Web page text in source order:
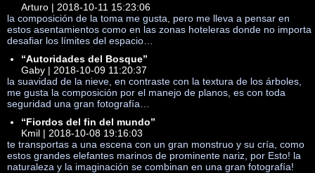
Arturo | 2018-10-11 15:23:06
la composición de la toma me gusta, pero me lleva a pensar en
estos asentamientos como en las zonas hoteleras donde no importa
desafiar los límites del espacio…
“Autoridades del Bosque”
Gaby | 2018-10-09 11:20:37
la suavidad de la nieve, en contraste con la textura de los árboles,
me gusta la composición por el manejo de planos, es con toda
seguridad una gran fotografía…
“Fiordos del fin del mundo”
Kmil | 2018-10-08 19:16:03
te transportas a una escena con un gran monstruo y su cría, como
estos grandes elefantes marinos de prominente nariz, por Esto! la
naturaleza y la imaginación se combinan en una gran fotografía!